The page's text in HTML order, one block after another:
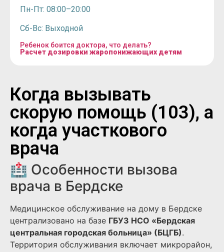
Пн-Пт: 08:00–20:00
Сб-Вс: Выходной
Ребенок боится доктора, что делать?
Расчет дозировки жаропонижающих детям
Когда вызывать
скорую помощь (103), а
когда участкового
врача
🏥 Особенности вызова
врача в Бердске
Медицинское обслуживание на дому в Бердске
централизовано на базе ГБУЗ НСО «Бердская
центральная городская больница» (БЦГБ).
Территория обслуживания включает микрорайон,